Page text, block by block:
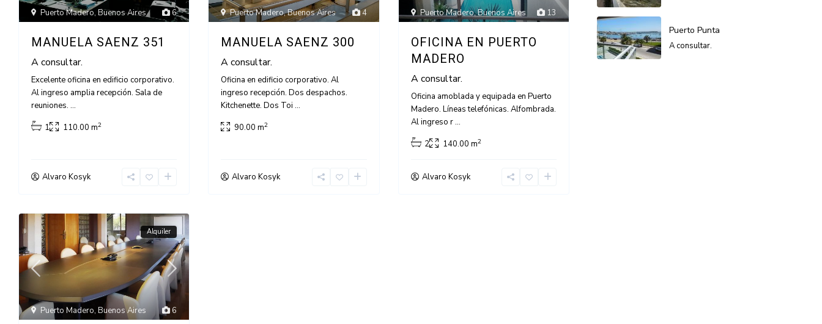
6
Puerto Madero,Buenos Aires
MANUELA SAENZ 351
A consultar.
Excelente oficina en edificio corporativo.
Al ingreso amplia recepción. Sala de
reuniones....
1
110.00 m2
Alvaro Kosyk
4
Puerto Madero,Buenos Aires
MANUELA SAENZ 300
A consultar.
Oficina en edificio corporativo. Al
ingreso recepción. Dos despachos.
Kitchenette. Dos Toi...
90.00 m2
Alvaro Kosyk
13
Puerto Madero,Buenos Aires
OFICINA EN PUERTO
MADERO
A consultar.
Oficina amoblada y equipada en Puerto
Madero. Líneas telefónicas. Alfombrada.
Al ingreso r...
2
140.00 m2
Alvaro Kosyk
6
Puerto Madero,Buenos Aires
Alquiler
Puerto Punta
A consultar.